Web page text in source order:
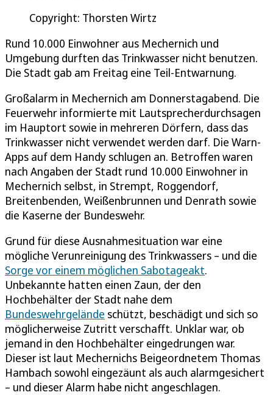
Copyright: Thorsten Wirtz
Rund 10.000 Einwohner aus Mechernich und
Umgebung durften das Trinkwasser nicht benutzen.
Die Stadt gab am Freitag eine Teil-Entwarnung.
Großalarm in Mechernich am Donnerstagabend. Die
Feuerwehr informierte mit Lautsprecherdurchsagen
im Hauptort sowie in mehreren Dörfern, dass das
Trinkwasser nicht verwendet werden darf. Die Warn-
Apps auf dem Handy schlugen an. Betroffen waren
nach Angaben der Stadt rund 10.000 Einwohner in
Mechernich selbst, in Strempt, Roggendorf,
Breitenbenden, Weißenbrunnen und Denrath sowie
die Kaserne der Bundeswehr.
Grund für diese Ausnahmesituation war eine
mögliche Verunreinigung des Trinkwassers – und die
Sorge vor einem möglichen Sabotageakt.
Unbekannte hatten einen Zaun, der den
Hochbehälter der Stadt nahe dem
Bundeswehrgelände schützt, beschädigt und sich so
möglicherweise Zutritt verschafft. Unklar war, ob
jemand in den Hochbehälter eingedrungen war.
Dieser ist laut Mechernichs Beigeordnetem Thomas
Hambach sowohl eingezäunt als auch alarmgesichert
– und dieser Alarm habe nicht angeschlagen.